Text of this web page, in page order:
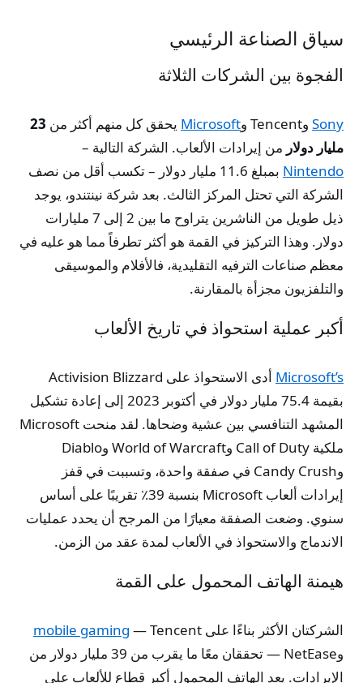
سياق الصناعة الرئيسي
الفجوة بين الشركات الثلاثة
Sony وTencent و Microsoft يحقق كل منهم أكثر من 23
مليار دولار من إيرادات الألعاب. الشركة التالية –
Nintendo
بمبلغ 11.6 مليار دولار – تكسب أقل من نصف
الشركة التي تحتل المركز الثالث. بعد شركة نينتندو، يوجد
ذيل طويل من الناشرين يتراوح ما بين 2 إلى 7 مليارات
دولار. وهذا التركيز في القمة هو أكثر تطرفاً مما هو عليه في
معظم صناعات الترفيه التقليدية، فالأفلام والموسيقى
والتلفزيون مجزأة بالمقارنة.
أكبر عملية استحواذ في تاريخ الألعاب
Microsoft’s
أدى الاستحواذ على Activision Blizzard
بقيمة 75.4 مليار دولار في أكتوبر 2023 إلى إعادة تشكيل
المشهد التنافسي بين عشية وضحاها. لقد منحت Microsoft
ملكية Call of Duty وWorld of Warcraft وDiablo
وCandy Crush في صفقة واحدة، وتسببت في قفز
إيرادات ألعاب Microsoft بنسبة 39٪ تقريبًا على أساس
سنوي. وضعت الصفقة معيارًا من المرجح أن يحدد عمليات
الاندماج والاستحواذ في الألعاب لمدة عقد من الزمن.
هيمنة الهاتف المحمول على القمة
الشركتان الأكثر بناءًا على mobile gaming — Tencent
وNetEase — تحققان معًا ما يقرب من 39 مليار دولار من
الإيرادات. يعد الهاتف المحمول أكبر قطاع للألعاب على